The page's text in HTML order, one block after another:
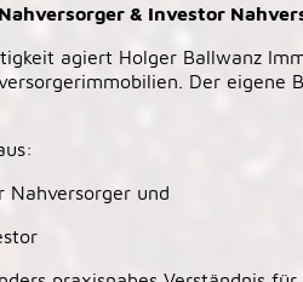
& Investor
agiert Holger Ballwanz
Der eigene
Nahversorger und